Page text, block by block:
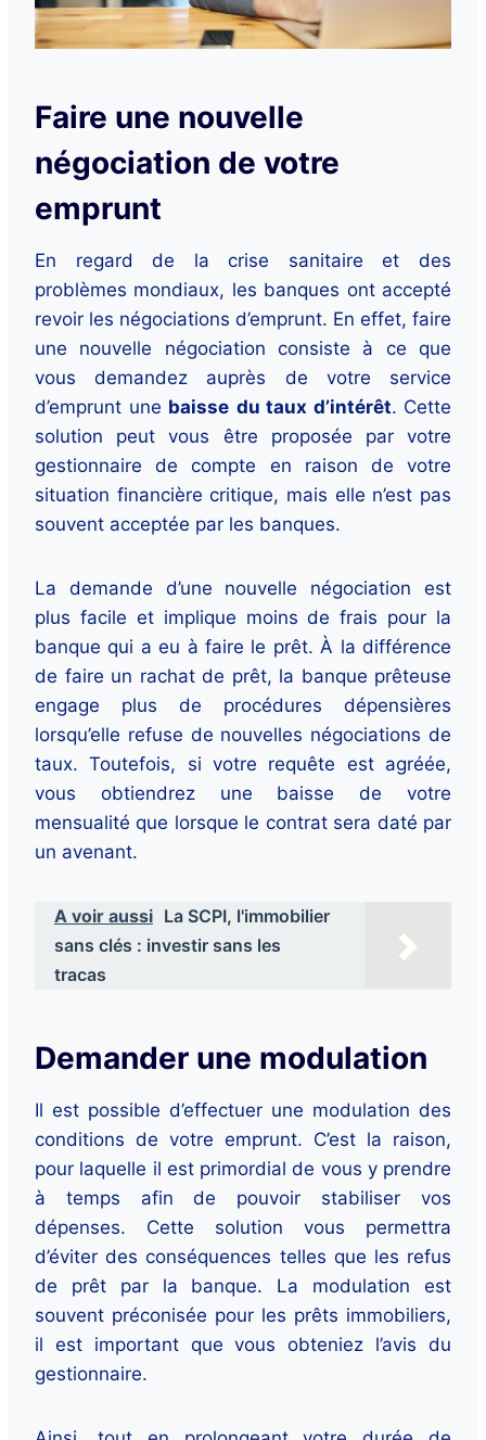
Faire une nouvelle
négociation de votre
emprunt
En regard de la crise sanitaire et des
problèmes mondiaux, les banques ont accepté
revoir les négociations d’emprunt. En effet, faire
une nouvelle négociation consiste à ce que
vous demandez auprès de votre service
d’emprunt une baisse du taux d’intérêt. Cette
solution peut vous être proposée par votre
gestionnaire de compte en raison de votre
situation financière critique, mais elle n’est pas
souvent acceptée par les banques.
La demande d’une nouvelle négociation est
plus facile et implique moins de frais pour la
banque qui a eu à faire le prêt. À la différence
de faire un rachat de prêt, la banque prêteuse
engage plus de procédures dépensières
lorsqu’elle refuse de nouvelles négociations de
taux. Toutefois, si votre requête est agréée,
vous obtiendrez une baisse de votre
mensualité que lorsque le contrat sera daté par
un avenant.
A voir aussi La SCPI, l'immobilier
sans clés : investir sans les
tracas
Demander une modulation
Il est possible d’effectuer une modulation des
conditions de votre emprunt. C’est la raison,
pour laquelle il est primordial de vous y prendre
à temps afin de pouvoir stabiliser vos
dépenses. Cette solution vous permettra
d’éviter des conséquences telles que les refus
de prêt par la banque. La modulation est
souvent préconisée pour les prêts immobiliers,
il est important que vous obteniez l’avis du
gestionnaire.